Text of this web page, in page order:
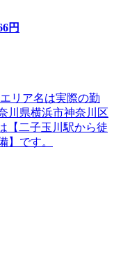
円
リア名は実際の勤
川県横浜市神奈川区
【二子玉川駅から徒
】です。